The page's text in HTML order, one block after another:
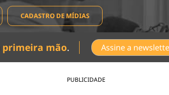
CADASTRO DE MÍDIAS
primeira mão. Assine a
PUBLICIDADE